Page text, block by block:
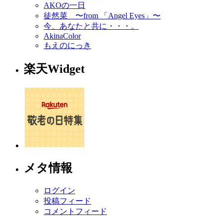
AKOの一日
徒然菜 〜from 「Angel Eyes」〜
今、あなたと共に・・・。
AkinaColor
もえのにっき
楽天Widget
メタ情報
ログイン
投稿フィード
コメントフィード